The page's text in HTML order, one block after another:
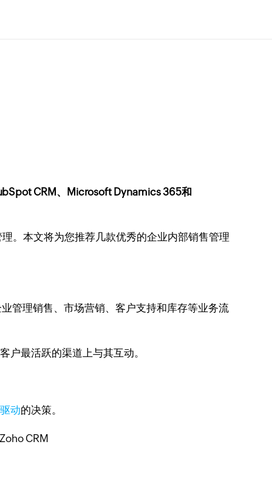
CRM、Microsoft Dynamics 365和
。本文将为您推荐几款优秀的企业内部销售管理
管理销售、市场营销、客户支持和库存等业务流
户最活跃的渠道上与其互动。
动的决策。